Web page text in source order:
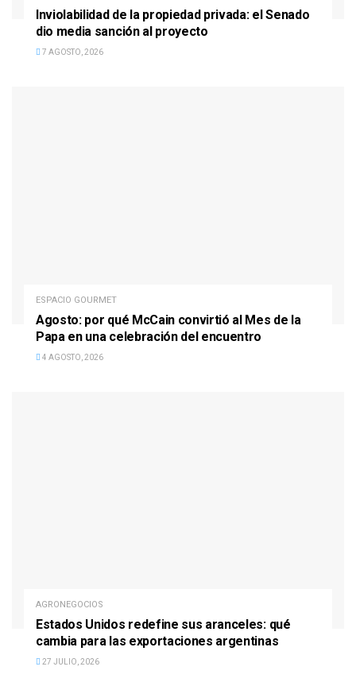
Inviolabilidad de la propiedad privada: el Senado
dio media sanción al proyecto
7 AGOSTO, 2026
ESPACIO GOURMET
Agosto: por qué McCain convirtió al Mes de la
Papa en una celebración del encuentro
4 AGOSTO, 2026
AGRONEGOCIOS
Estados Unidos redefine sus aranceles: qué
cambia para las exportaciones argentinas
27 JULIO, 2026